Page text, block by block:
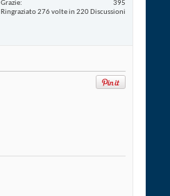
Grazie
395
Ringraziato 276 volte in 220 Discussioni